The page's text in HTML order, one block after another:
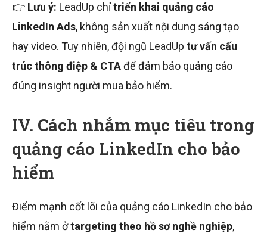
👉 Lưu ý: LeadUp chỉtriển khai quảng cáo
LinkedIn Ads, không sản xuất nội dung sáng tạo
hay video. Tuy nhiên, đội ngũ LeadUp tư vấn cấu
trúc thông điệp & CTAđể đảm bảo quảng cáo
đúng insight người mua bảo hiểm.
IV. Cách nhắm mục tiêu trong
quảng cáo LinkedIn cho bảo
hiểm
Điểm mạnh cốt lõi của quảng cáo LinkedIn cho bảo
hiểm nằm ởtargeting theo hồ sơ nghề nghiệp,